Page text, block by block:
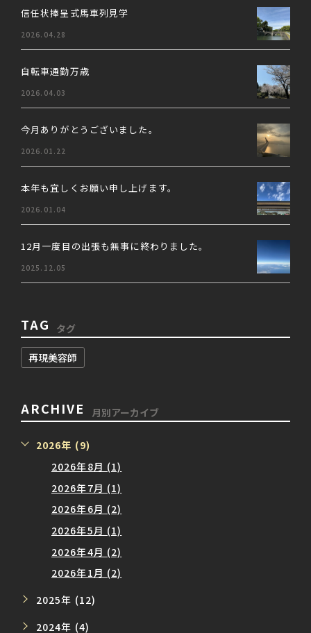
信任状捧呈式馬車列見学
2026.04.28
自転車通勤万歳
2026.04.03
今月ありがとうございました。
2026.01.22
本年も宜しくお願い申し上げます。
2026.01.04
12月一度目の出張も無事に終わりました。
2025.12.05
TAG タグ
再現美容師
ARCHIVE 月別アーカイブ
2026年 (9)
2026年8月 (1)
2026年7月 (1)
2026年6月 (2)
2026年5月 (1)
2026年4月 (2)
2026年1月 (2)
2025年 (12)
2024年 (4)